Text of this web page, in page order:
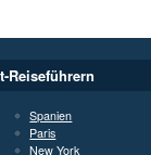
Reiseführern
Spanien
Paris
New York